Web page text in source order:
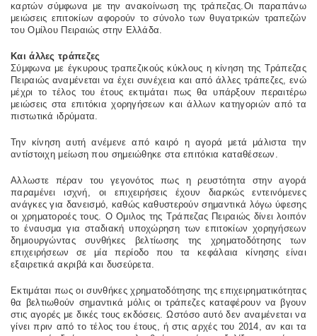
καρτών σύμφωνα με την ανακοίνωση της τράπεζας.Οι παραπάνω
μειώσεις επιτοκίων αφορούν το σύνολο των θυγατρικών τραπεζών
του Ομίλου Πειραιώς στην Ελλάδα.
Και άλλες τράπεζες
Σύμφωνα με έγκυρους τραπεζικούς κύκλους η κίνηση της Τράπεζας
Πειραιώς αναμένεται να έχει συνέχεια και από άλλες τράπεζες, ενώ
μέχρι το τέλος του έτους εκτιμάται πως θα υπάρξουν περαιτέρω
μειώσεις στα επιτόκια χορηγήσεων και άλλων κατηγοριών από τα
πιστωτικά ιδρύματα.
Την κίνηση αυτή ανέμενε από καιρό η αγορά μετά μάλιστα την
αντίστοιχη μείωση που σημειώθηκε στα επιτόκια καταθέσεων.
Αλλωστε πέραν του γεγονότος πως η ρευστότητα στην αγορά
παραμένει ισχνή, οι επιχειρήσεις έχουν διαρκώς εντεινόμενες
ανάγκες για δανεισμό, καθώς καθυστερούν σημαντικά λόγω ύφεσης
οι χρηματοροές τους. Ο Ομιλος της Τράπεζας Πειραιώς δίνει λοιπόν
το έναυσμα για σταδιακή υποχώρηση των επιτοκίων χορηγήσεων
δημιουργώντας συνθήκες βελτίωσης της χρηματοδότησης των
επιχειρήσεων σε μία περίοδο που τα κεφάλαια κίνησης είναι
εξαιρετικά ακριβά και δυσεύρετα.
Εκτιμάται πως οι συνθήκες χρηματοδότησης της επιχειρηματικότητας
θα βελτιωθούν σημαντικά μόλις οι τράπεζες καταφέρουν να βγουν
στις αγορές με δικές τους εκδόσεις. Ωστόσο αυτό δεν αναμένεται να
γίνει πριν από το τέλος του έτους, ή στις αρχές του 2014, αν και τα